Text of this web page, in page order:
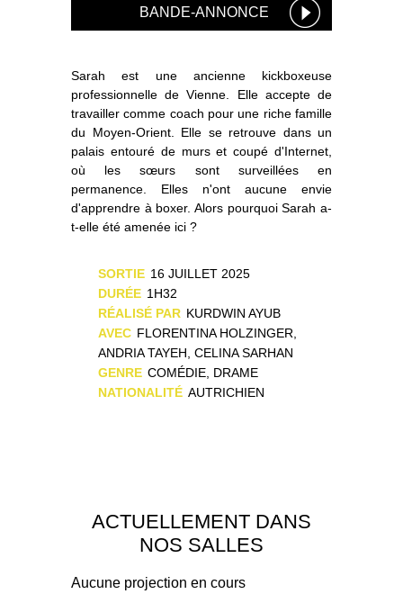
BANDE-ANNONCE
Sarah est une ancienne kickboxeuse
professionnelle de Vienne. Elle accepte de
travailler comme coach pour une riche famille
du Moyen-Orient. Elle se retrouve dans un
palais entouré de murs et coupé d'Internet,
où les sœurs sont surveillées en
permanence. Elles n'ont aucune envie
d'apprendre à boxer. Alors pourquoi Sarah a-
t-elle été amenée ici ?
SORTIE 16 JUILLET 2025
DURÉE 1H32
RÉALISÉ PAR KURDWIN AYUB
AVEC FLORENTINA HOLZINGER,
ANDRIA TAYEH, CELINA SARHAN
GENRE COMÉDIE, DRAME
NATIONALITÉ AUTRICHIEN
ACTUELLEMENT DANS
NOS SALLES
Aucune projection en cours